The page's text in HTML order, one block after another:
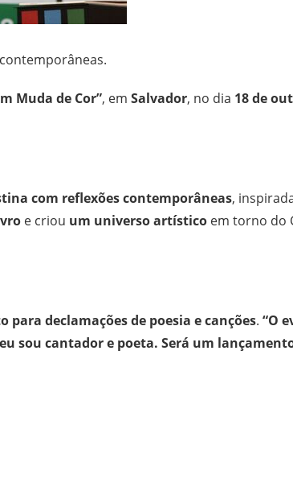
Muda de Cor”, em Salvador, no dia 18 de
com reflexões contemporâneas,
e criou um universo artístico em torno do
para declamações de poesia e canções. “O
sou cantador e poeta. Será um